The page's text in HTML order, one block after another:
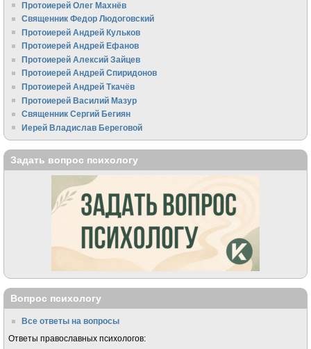
Протоиерей Олег Махнёв
Священник Федор Людоговский
Протоиерей Андрей Кульков
Протоиерей Андрей Ефанов
Протоиерей Алексий Зайцев
Протоиерей Андрей Спиридонов
Протоиерей Андрей Ткачёв
Протоиерей Василий Мазур
Священник Сергий Бегиян
Иерей Владислав Береговой
Задать вопрос психологу
Вопрос психологу
Все ответы на вопросы
Ответы православных психологов: